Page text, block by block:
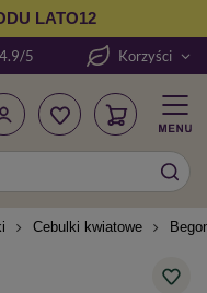
LATO12
5 Korzyści
Cebulki kwiatowe